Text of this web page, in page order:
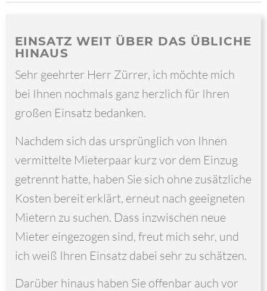
EINSATZ WEIT ÜBER DAS ÜBLICHE
HINAUS
Sehr geehrter Herr Zürrer, ich möchte mich
bei Ihnen nochmals ganz herzlich für Ihren
großen Einsatz bedanken.
Nachdem sich das ursprünglich von Ihnen
vermittelte Mieterpaar kurz vor dem Einzug
getrennt hatte, haben Sie sich ohne zusätzliche
Kosten bereit erklärt, erneut nach geeigneten
Mietern zu suchen. Dass inzwischen neue
Mieter eingezogen sind, freut mich sehr, und
ich weiß Ihren Einsatz dabei sehr zu schätzen.
Darüber hinaus haben Sie offenbar auch vor